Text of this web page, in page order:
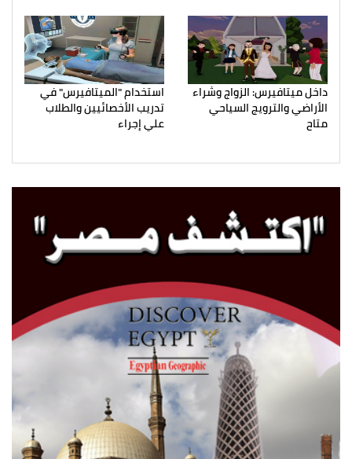
داخل ميتافيرس: الزواج وشراء
الأراضي والترويج السياحي
متاح
استخدام "الميتافيرس" في
تدريب الأخصائيين والطلاب
علي إجراء